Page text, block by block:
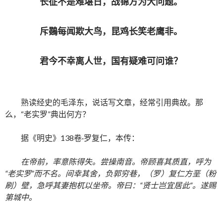
斥鷃每闻欺大鸟，昆鸡长笑老鹰非。
君今不幸离人世，国有疑难可问谁？
熟读经史的毛泽东，说话写文章，经常引用典故。那
么，“老实罗”典出何方？
据《明史》138卷·罗复仁，本传：
在帝前，率意陈得失。尝操南音。帝顾喜其质直，呼为
“老实罗”而不名。间幸其舍，负郭穷巷，（罗）复仁方垩（粉
刷）壁，急呼其妻抱杌以坐帝。帝曰：“贤士岂宜居此”。遂赐
第城中。